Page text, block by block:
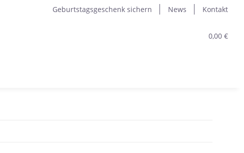
Geburtstagsgeschenk sichern News Kontakt
0,00 €